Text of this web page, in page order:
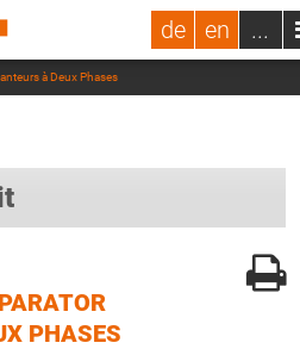
de en ...
à Deux Phases
PHASES